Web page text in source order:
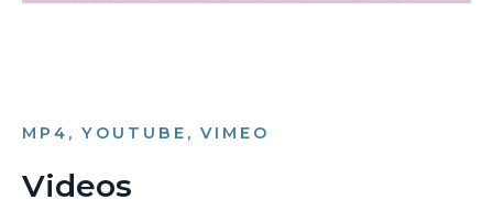
MP4, YOUTUBE, VIMEO
Videos